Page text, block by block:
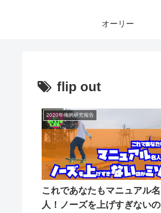
オーリー
flip out
2020年俺的研究報告
これであなたもマニュアル名
人！ノーズを上げすぎないの